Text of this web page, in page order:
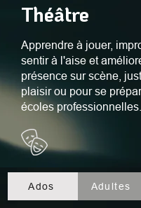
Théâtre
Apprendre à jouer,
sentir à l'aise et
présence sur scène,
plaisir ou pour se
écoles professionnelles.
Adultes
Ados